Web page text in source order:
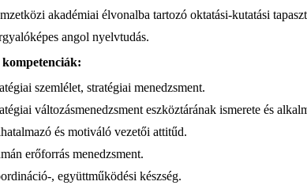
akadémiai élvonalba tartozó oktatási-kutatási
angol nyelvtudás.
szemlélet, stratégiai menedzsment.
változásmenedzsment eszköztárának ismerete és
és motiváló vezetői attitűd.
erőforrás menedzsment.
, együttműködési készség.